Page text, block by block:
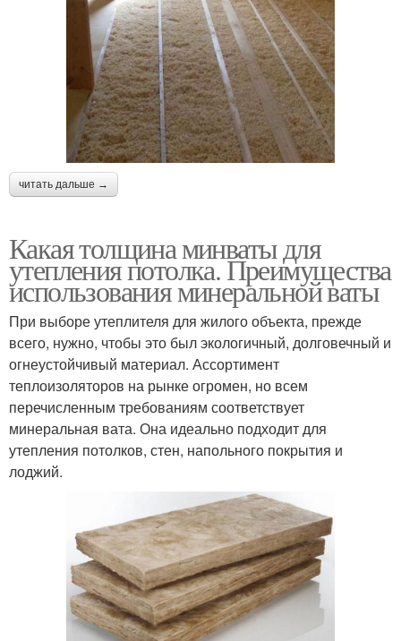
читать дальше →
Какая толщина минваты для
утепления потолка. Преимущества
использования минеральной ваты
При выборе утеплителя для жилого объекта, прежде
всего, нужно, чтобы это был экологичный, долговечный и
огнеустойчивый материал. Ассортимент
теплоизоляторов на рынке огромен, но всем
перечисленным требованиям соответствует
минеральная вата. Она идеально подходит для
утепления потолков, стен, напольного покрытия и
лоджий.